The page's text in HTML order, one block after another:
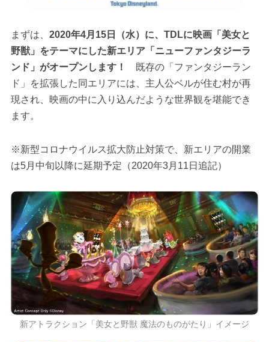
まずは、 2020年4月15日（水）に、TDLに映画「美女と
野獣」をテーマにした新エリア「ニューファンタジーラ
ンド」がオープンします！
既存の「ファンタジーラン
ド」を拡張した同エリアには、主人公ベルが住む村が再
現され、映画の中に入り込んだような世界観を堪能でき
ます。
※新型コロナウイルス拡大防止対策で、新エリアの開業
は5月中旬以降に延期予定（2020年3月11日追記）
新アトラクション「美女と野獣 魔法のものがたり」イメージ